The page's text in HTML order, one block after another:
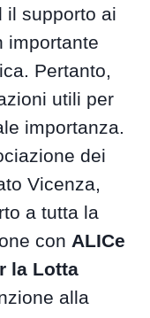
il supporto ai
importante
Pertanto,
utili per
importanza.
dei
Vicenza,
a tutta la
con ALICe
la Lotta
alla